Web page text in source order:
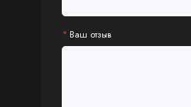
Ваш отзыв